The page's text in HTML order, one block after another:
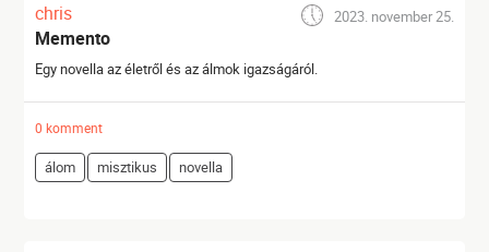
chris 2023. november 25.
Memento
Egy novella az életről és az álmok igazságáról.
0 komment
álom misztikus novella